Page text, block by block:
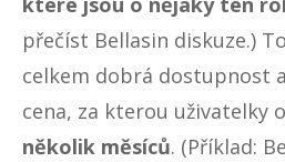
přečíst Bellasin diskuze.)
celkem dobrá dostupnost
cena, za kterou uživatelky
několik měsíců. (Příklad: